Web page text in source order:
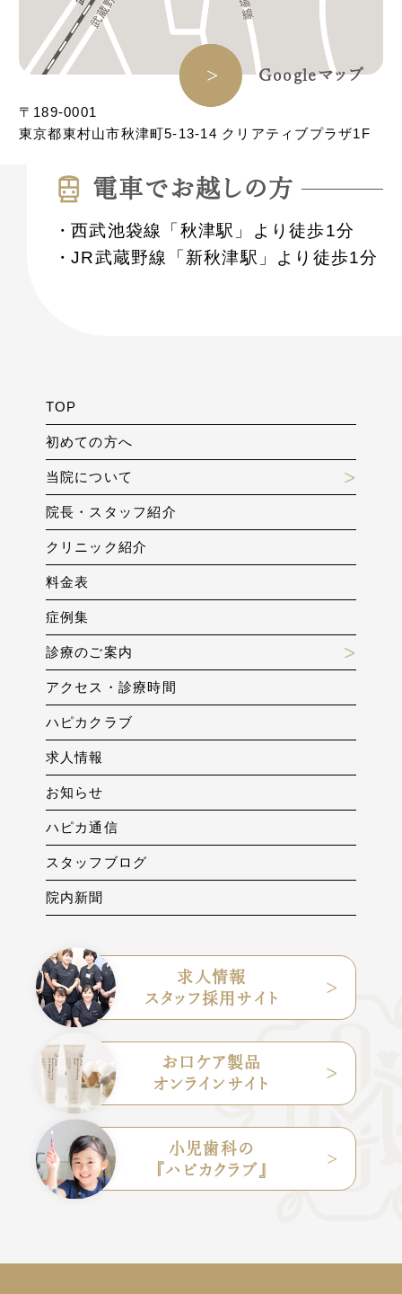
Googleマップ
〒189-0001
東京都東村山市秋津町5-13-14 クリアティブプラザ1F
電⾞でお越しの⽅
西武池袋線「秋津駅」より徒歩1分
JR武蔵野線「新秋津駅」より徒歩1分
TOP
初めての方へ
当院について
院長・スタッフ紹介
クリニック紹介
料金表
症例集
診療のご案内
アクセス・診療時間
ハピカクラブ
求人情報
お知らせ
ハピカ通信
スタッフブログ
院内新聞
求人情報
スタッフ採用サイト
お口ケア製品
オンラインサイト
小児歯科の
『ハピカクラブ』